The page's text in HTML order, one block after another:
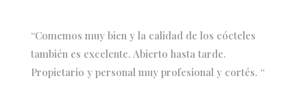
“Comemos muy bien y la calidad de los cócteles
también es excelente. Abierto hasta tarde.
Propietario y personal muy profesional y cortés. “